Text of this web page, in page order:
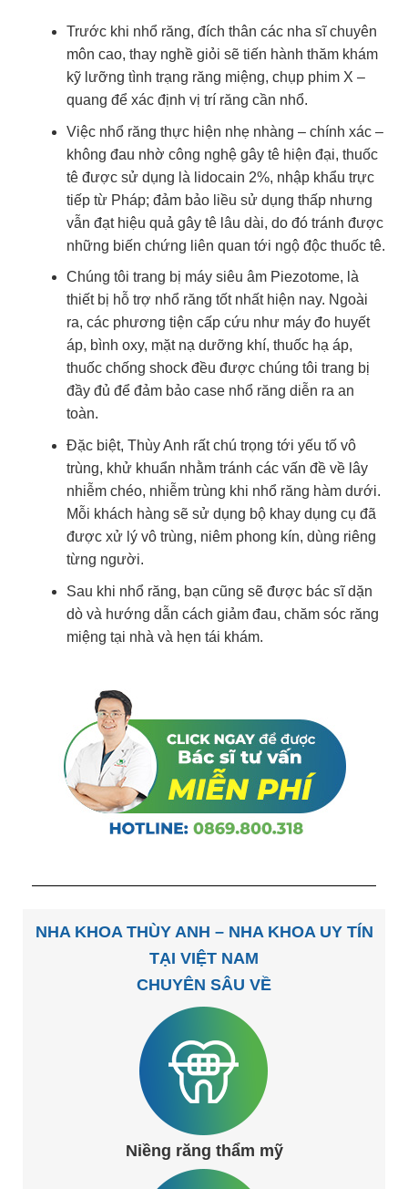
Trước khi nhổ răng, đích thân các nha sĩ chuyên
môn cao, thay nghề giỏi sẽ tiến hành thăm khám
kỹ lưỡng tình trạng răng miệng, chụp phim X –
quang để xác định vị trí răng cần nhổ.
Việc nhổ răng thực hiện nhẹ nhàng – chính xác –
không đau nhờ công nghệ gây tê hiện đại, thuốc
tê được sử dụng là lidocain 2%, nhập khẩu trực
tiếp từ Pháp; đảm bảo liều sử dụng thấp nhưng
vẫn đạt hiệu quả gây tê lâu dài, do đó tránh được
những biến chứng liên quan tới ngộ độc thuốc tê.
Chúng tôi trang bị máy siêu âm Piezotome, là
thiết bị hỗ trợ nhổ răng tốt nhất hiện nay. Ngoài
ra, các phương tiện cấp cứu như máy đo huyết
áp, bình oxy, mặt nạ dưỡng khí, thuốc hạ áp,
thuốc chống shock đều được chúng tôi trang bị
đầy đủ để đảm bảo case nhổ răng diễn ra an
toàn.
Đặc biệt, Thùy Anh rất chú trọng tới yếu tố vô
trùng, khử khuẩn nhằm tránh các vấn đề về lây
nhiễm chéo, nhiễm trùng khi nhổ răng hàm dưới.
Mỗi khách hàng sẽ sử dụng bộ khay dụng cụ đã
được xử lý vô trùng, niêm phong kín, dùng riêng
từng người.
Sau khi nhổ răng, bạn cũng sẽ được bác sĩ dặn
dò và hướng dẫn cách giảm đau, chăm sóc răng
miệng tại nhà và hẹn tái khám.
NHA KHOA THÙY ANH – NHA KHOA UY TÍN
TẠI VIỆT NAM
CHUYÊN SÂU VỀ
Niềng răng thẩm mỹ